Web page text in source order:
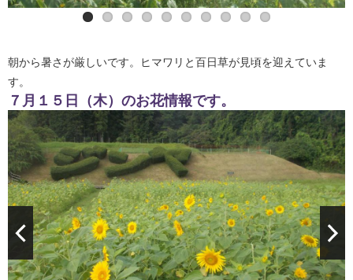
朝から暑さが厳しいです。ヒマワリと百日草が見頃を迎えていま
す。
７月１５日（木）のお花情報です。